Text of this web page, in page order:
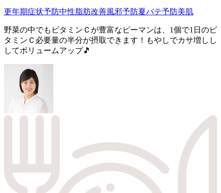
更年期症状予防中性脂肪改善風邪予防夏バテ予防美肌
野菜の中でもビタミンＣが豊富なピーマンは、1個で1日のビ
タミンＣ必要量の半分が摂取できます！もやしでカサ増しし
してボリュームアップ🎵